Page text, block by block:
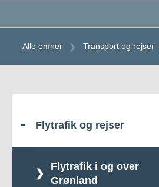
Alle emner Transport og rejser
indholdetFlytrafik og rejser
Flytrafik i og over
Grønland